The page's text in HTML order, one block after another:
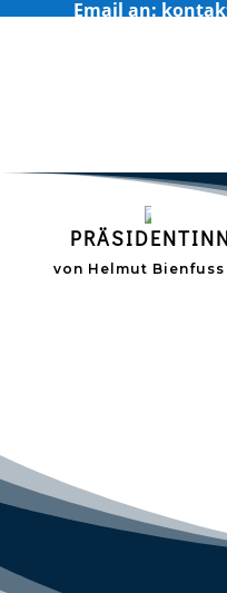
Email an:
von Helmut Bienfuss